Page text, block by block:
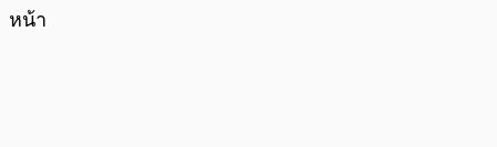
หน้า